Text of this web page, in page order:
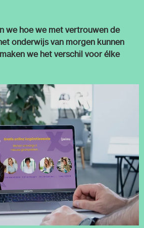
we hoe we met vertrouwen de
onderwijs van morgen kunnen
we het verschil voor élke